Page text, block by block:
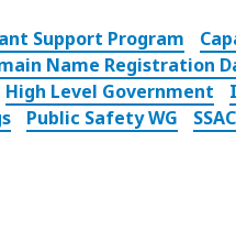
Support Program
Name Registration
High Level Government
Public Safety WG SSAC